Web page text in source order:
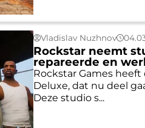
Vladislav Nuzhnov
Rockstar neemt
repareerde en
Rockstar Games
Deluxe, dat nu deel
Deze studio s...